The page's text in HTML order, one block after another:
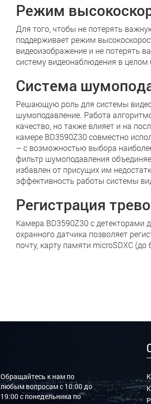
Режим
Для того, чтобы не потерять
поддерживает режим
видеоизображение и не потерять
систему видеонаблюдения в целом
Система
Решающую роль для системы
шумоподавление. Работа
качество, но также влияет и на
камере BD3590Z30 совместно
– с возможностью выбора
фильтр шумоподавления
избавлен от присущих им
эффективность работы системы
Регистрация
Камера BD3590Z30 c детекторами
охранного датчика позволяет
почту, карту памяти microSDXC
Обращайтесь к нам по
любым вопросам с 10:00 до
19:00 с понедельника по